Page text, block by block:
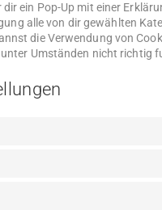
ein Pop-Up mit einer
alle von dir gewählten
die Verwendung von
Umständen nicht richtig